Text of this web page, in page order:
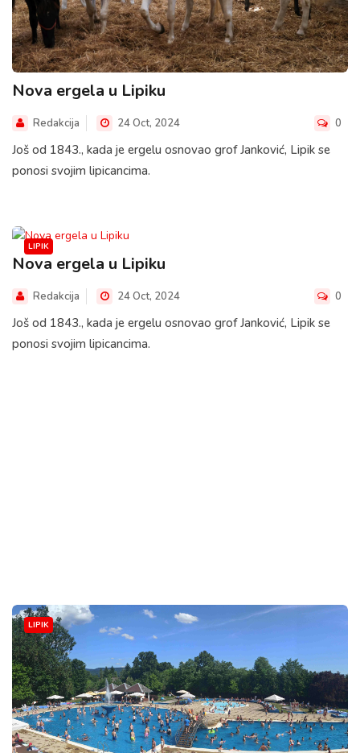
Nova ergela u Lipiku
Redakcija 24 Oct, 2024 0
Još od 1843., kada je ergelu osnovao grof Janković, Lipik se
ponosi svojim lipicancima.
LIPIK
Nova ergela u Lipiku
Redakcija 24 Oct, 2024 0
Još od 1843., kada je ergelu osnovao grof Janković, Lipik se
ponosi svojim lipicancima.
LIPIK